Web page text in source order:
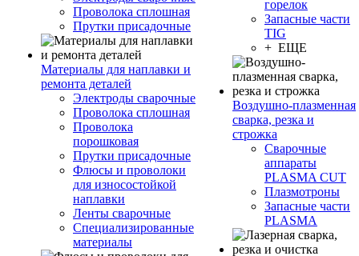
Проволока сплошная
Прутки присадочные
Материалы для наплавки и
ремонта деталей
Электроды сварочные
Проволока сплошная
Проволока
порошковая
Прутки присадочные
Флюсы и проволоки
для износостойкой
наплавки
Ленты сварочные
Специализированные
материалы
горелок
Запасные части
TIG
+ ЕЩЕ
Воздушно-плазменная
сварка, резка и
строжка
Сварочные
аппараты
PLASMA CUT
Плазмотроны
Запасные части
PLASMA